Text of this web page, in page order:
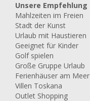
Unsere Empfehlung
Mahlzeiten im Freien
Stadt der Kunst
Urlaub mit Haustieren
Geeignet für Kinder
Golf spielen
Große Gruppe Urlaub
Ferienhäuser am Meer
Villen Toskana
Outlet Shopping